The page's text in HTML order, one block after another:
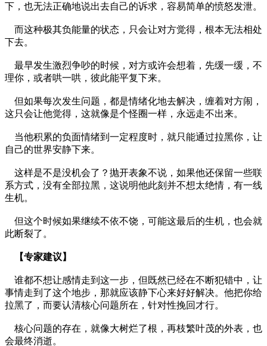
下，也无法正确地说出去自己的诉求，容易简单的愤怒发泄。
而这种极其负能量的状态，只会让对方觉得，根本无法相处
下去。
最早发生激烈争吵的时候，对方或许会想着，先缓一缓，不
理你，或者哄一哄，彼此能平复下来。
但如果每次发生问题，都是情绪化地去解决，缠着对方闹，
这只会让他觉得，这就像是个怪圈一样，永远走不出来。
当他积累的负面情绪到一定程度时，就只能通过拉黑你，让
自己的世界安静下来。
这样是不是没机会了？抛开表象不说，如果他还保留一些联
系方式，没有全部拉黑，这说明他此刻并不想太绝情，有一线
生机。
但这个时候如果继续不依不饶，可能这最后的生机，也会就
此断裂了。
【专家建议】
谁都不想让感情走到这一步，但既然已经在不断犯错中，让
事情走到了这个地步，那就应该静下心来好好解决。他把你给
拉黑了，而要认清核心问题所在，针对性挽回才行。
核心问题的存在，就像大树烂了根，再枝繁叶茂的外表，也
会最终消逝。